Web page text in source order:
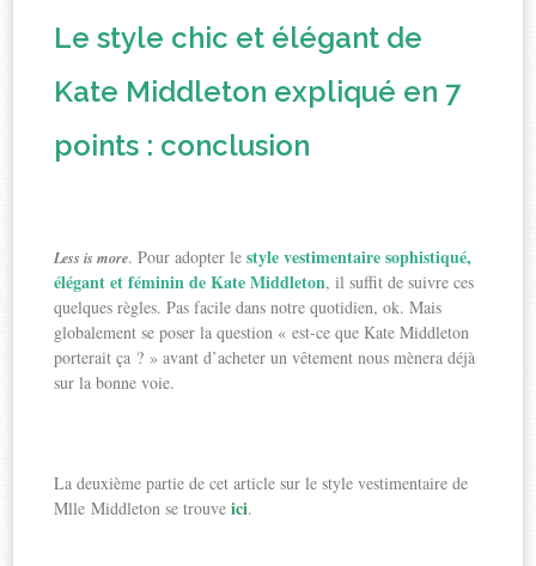
Le style chic et élégant de
Kate Middleton expliqué en 7
points : conclusion
Less is more. Pour adopter lestyle vestimentaire sophistiqué,
élégant et féminin de Kate Middleton, il suffit de suivre ces
quelques règles. Pas facile dans notre quotidien, ok. Mais
globalement se poser la question « est-ce que Kate Middleton
porterait ça ? » avant d’acheter un vêtement nous mènera déjà
sur la bonne voie.
La deuxième partie de cet article sur le style vestimentaire de
Mlle Middleton se trouveici.